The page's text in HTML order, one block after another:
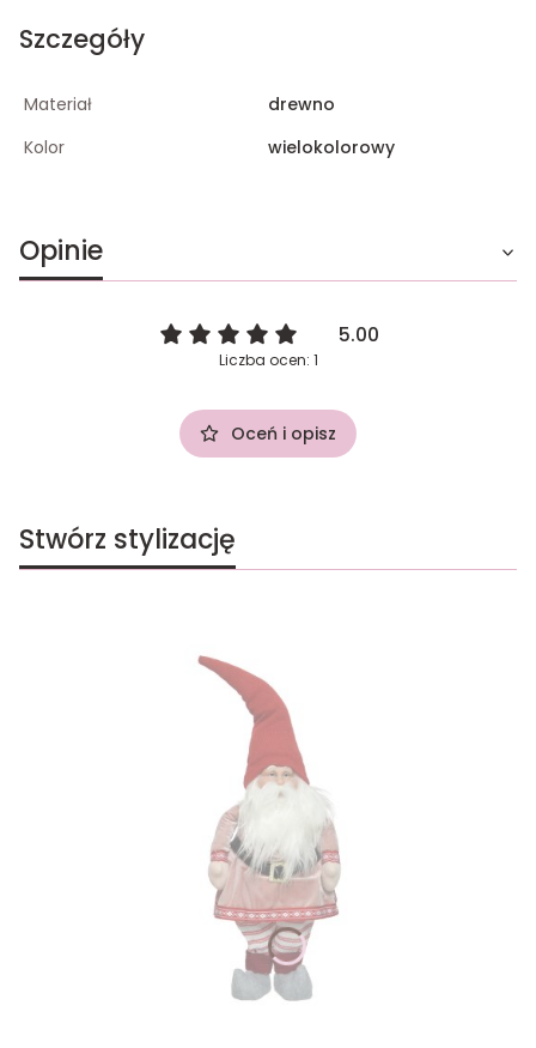
Szczegóły
Materiał
drewno
Kolor
wielokolorowy
Opinie
5.00
Liczba ocen: 1
Oceń i opisz
Stwórz stylizację